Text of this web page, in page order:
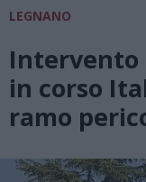
LEGNANO
Intervento
in corso
ramo